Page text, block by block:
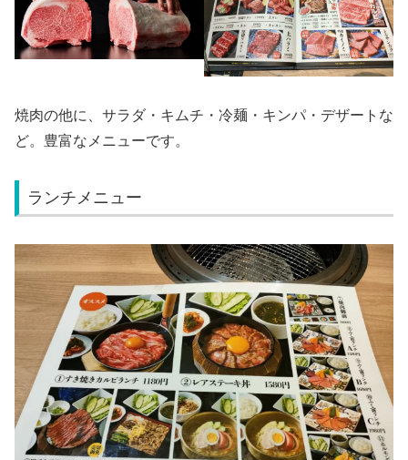
焼肉の他に、サラダ・キムチ・冷麺・キンパ・デザートな
ど。豊富なメニューです。
ランチメニュー